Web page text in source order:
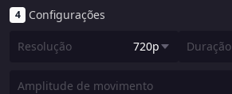
4 Configurações
Resolução 720p
Rápido
Duração
Amplitude de movimento